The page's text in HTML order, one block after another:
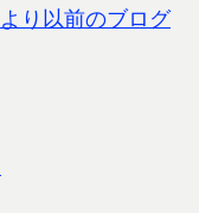
より以前のブログ